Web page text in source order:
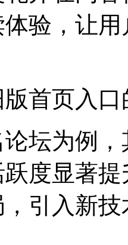
验，让
首页入
为例，
度显著
引入新